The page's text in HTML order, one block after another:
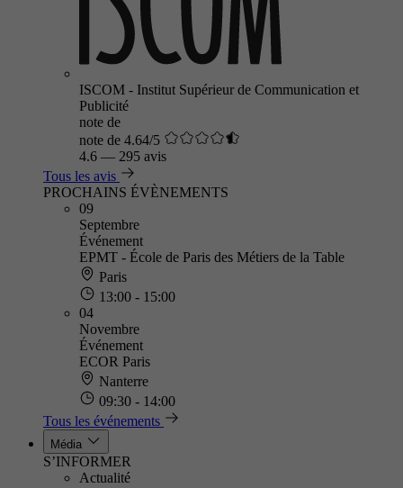
ISCOM - Institut Supérieur de Communication et
Publicité
note de
note de 4.64/5
4.6 — 295 avis
Tous les avis
PROCHAINS ÉVÈNEMENTS
09
Septembre
Événement
EPMT - École de Paris des Métiers de la Table
Paris
13:00 - 15:00
04
Novembre
Événement
ECOR Paris
Nanterre
09:30 - 14:00
Tous les événements
Média
S’INFORMER
Actualité